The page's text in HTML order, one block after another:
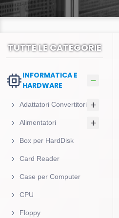
TUTTE LE CATEGORIE
INFORMATICA E
HARDWARE
Adattatori Convertitori
Alimentatori
Box per HardDisk
Card Reader
Case per Computer
CPU
Floppy